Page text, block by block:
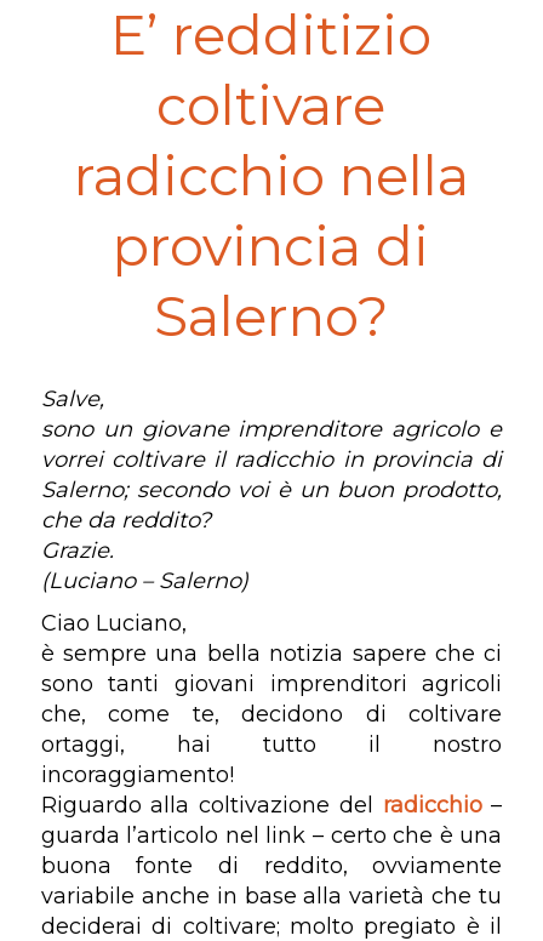
E’ redditizio
coltivare
radicchio nella
provincia di
Salerno?
Salve,
sono un giovane imprenditore agricolo e
vorrei coltivare il radicchio in provincia di
Salerno; secondo voi è un buon prodotto,
che da reddito?
Grazie.
(Luciano – Salerno)
Ciao Luciano,
è sempre una bella notizia sapere che ci
sono tanti giovani imprenditori agricoli
che, come te, decidono di coltivare
ortaggi, hai tutto il nostro
incoraggiamento!
Riguardo alla coltivazione del radicchio–
guarda l’articolo nel link – certo che è una
buona fonte di reddito, ovviamente
variabile anche in base alla varietà che tu
deciderai di coltivare; molto pregiato è il